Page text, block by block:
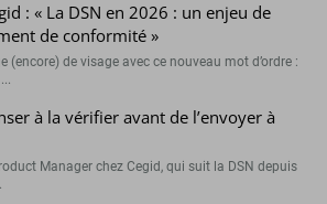
: « La DSN en 2026 : un enjeu de
de conformité »
(encore) de visage avec ce nouveau mot d’ordre :
à la vérifier avant de l’envoyer à
Manager chez Cegid, qui suit la DSN depuis